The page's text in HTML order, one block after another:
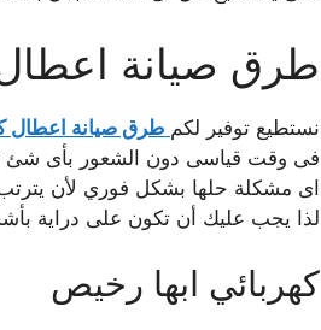
طرق صيانة اعطال
نستطيع توفير لكم طرق صيانة اعطال
فى وقت قياسى دون الشعور بأى شئ
اى مشكلة حلها بشكل فوري لأن يترتب
لذا يجب عليك أن تكون على دراية
كهربائي ابها رخيص